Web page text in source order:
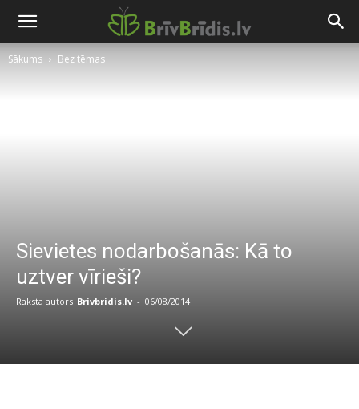
Sākums Bez tēmas
Sievietes nodarbošanās: Kā to
uztver vīrieši?
Raksta autors Brivbridis.lv - 06/08/2014